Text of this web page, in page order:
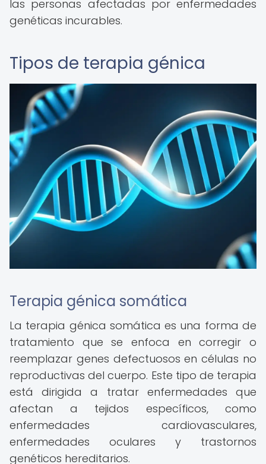
las personas afectadas por enfermedades
genéticas incurables.
Tipos de terapia génica
Terapia génica somática
La terapia génica somática es una forma de
tratamiento que se enfoca en corregir o
reemplazar genes defectuosos en células no
reproductivas del cuerpo. Este tipo de terapia
está dirigida a tratar enfermedades que
afectan a tejidos específicos, como
enfermedades cardiovasculares,
enfermedades oculares y trastornos
genéticos hereditarios.